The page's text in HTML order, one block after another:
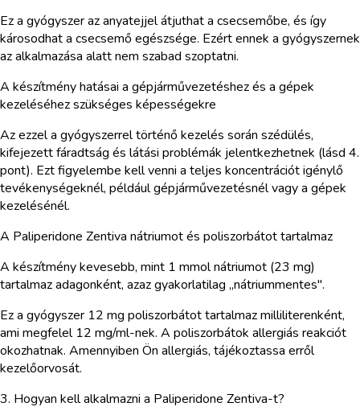
Ez a gyógyszer az anyatejjel átjuthat a csecsemőbe, és így
károsodhat a csecsemő egészsége. Ezért ennek a gyógyszernek
az alkalmazása alatt nem szabad szoptatni.
A készítmény hatásai a gépjárművezetéshez és a gépek
kezeléséhez szükséges képességekre
Az ezzel a gyógyszerrel történő kezelés során szédülés,
kifejezett fáradtság és látási problémák jelentkezhetnek (lásd 4.
pont). Ezt figyelembe kell venni a teljes koncentrációt igénylő
tevékenységeknél, például gépjárművezetésnél vagy a gépek
kezelésénél.
A Paliperidone Zentiva nátriumot és poliszorbátot tartalmaz
A készítmény kevesebb, mint 1 mmol nátriumot (23 mg)
tartalmaz adagonként, azaz gyakorlatilag „nátriummentes".
Ez a gyógyszer 12 mg poliszorbátot tartalmaz milliliterenként,
ami megfelel 12 mg/ml-nek. A poliszorbátok allergiás reakciót
okozhatnak. Amennyiben Ön allergiás, tájékoztassa erről
kezelőorvosát.
3. Hogyan kell alkalmazni a Paliperidone Zentiva-t?